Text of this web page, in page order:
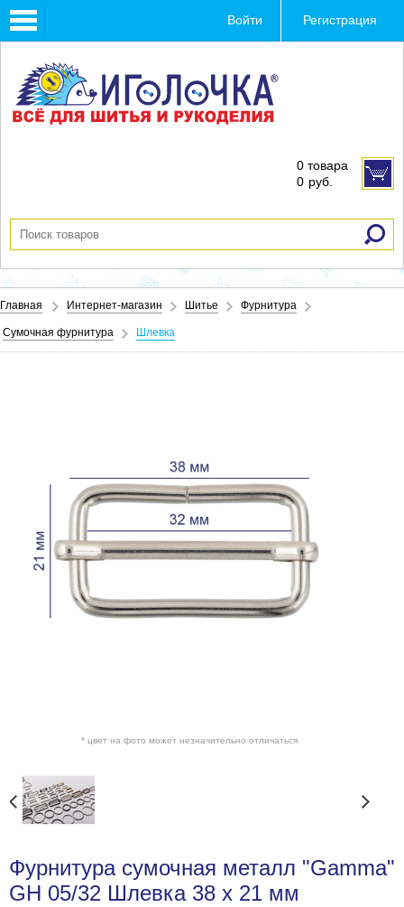
Toggle
navigation
Войти Регистрация
0 товара
0 руб.
Главная Интернет-магазин Шитье Фурнитура
Сумочная фурнитура Шлевка
* цвет на фото может незначительно отличаться
Фурнитура сумочная металл "Gamma"
GH 05/32 Шлевка 38 х 21 мм